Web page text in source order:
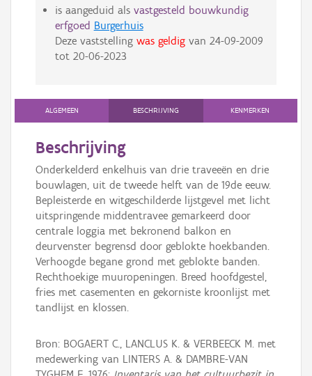
is aangeduid als vastgesteld bouwkundig
erfgoed Burgerhuis
Deze vaststelling was geldigvan 24-09-2009
tot 20-06-2023
ALGEMEEN BESCHRIJVING KENMERKEN
Beschrijving
Onderkelderd enkelhuis van drie traveeën en drie
bouwlagen, uit de tweede helft van de 19de eeuw.
Bepleisterde en witgeschilderde lijstgevel met licht
uitspringende middentravee gemarkeerd door
centrale loggia met bekronend balkon en
deurvenster begrensd door geblokte hoekbanden.
Verhoogde begane grond met geblokte banden.
Rechthoekige muuropeningen. Breed hoofdgestel,
fries met casementen en gekorniste kroonlijst met
tandlijst en klossen.
Bron: BOGAERT C., LANCLUS K. & VERBEECK M. met
medewerking van LINTERS A. & DAMBRE-VAN